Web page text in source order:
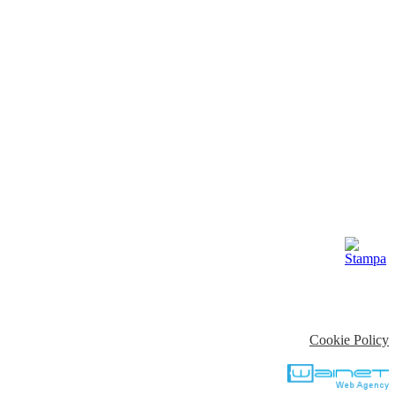
Cookie Policy